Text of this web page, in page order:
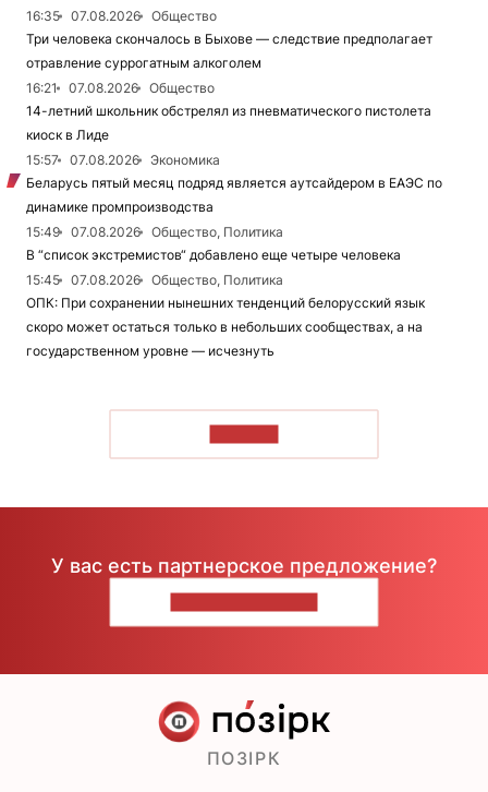
16:35
07.08.2026
Общество
Три человека скончалось в Быхове — следствие предполагает
отравление суррогатным алкоголем
16:21
07.08.2026
Общество
14-летний школьник обстрелял из пневматического пистолета
киоск в Лиде
15:57
07.08.2026
Экономика
Беларусь пятый месяц подряд является аутсайдером в ЕАЭС по
динамике промпроизводства
15:49
07.08.2026
Общество, Политика
В “список экстремистов“ добавлено еще четыре человека
15:45
07.08.2026
Общество, Политика
ОПК: При сохранении нынешних тенденций белорусский язык
скоро может остаться только в небольших сообществах, а на
государственном уровне — исчезнуть
У вас есть партнерское предложение?
ПОЗІРК